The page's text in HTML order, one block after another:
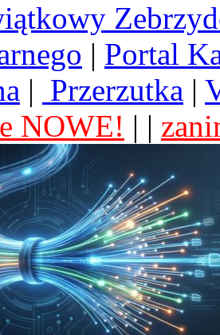
| Portal
| Przerzutka |
NOWE! | |